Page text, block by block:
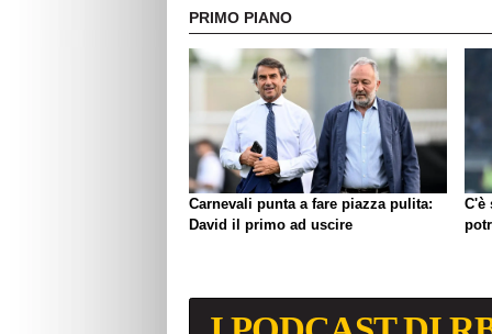
PRIMO PIANO
Carnevali punta a fare piazza pulita:
David il primo ad uscire
C'è